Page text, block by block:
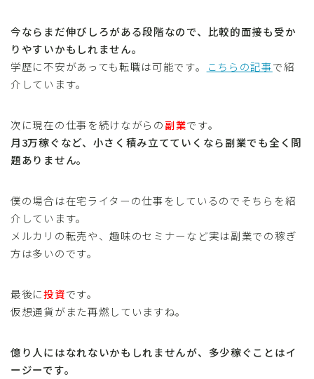
今ならまだ伸びしろがある段階なので、比較的面接も受か
りやすいかもしれません。
学歴に不安があっても転職は可能です。
こちらの記事で紹
介しています。
次に現在の仕事を続けながらの副業です。
月3万稼ぐなど、小さく積み立てていくなら副業でも全く問
題ありません。
僕の場合は在宅ライターの仕事をしているのでそちらを紹
介しています。
メルカリの転売や、趣味のセミナーなど実は副業での稼ぎ
方は多いのです。
最後に投資です。
仮想通貨がまた再燃していますね。
億り人にはなれないかもしれませんが、多少稼ぐことはイ
ージーです。